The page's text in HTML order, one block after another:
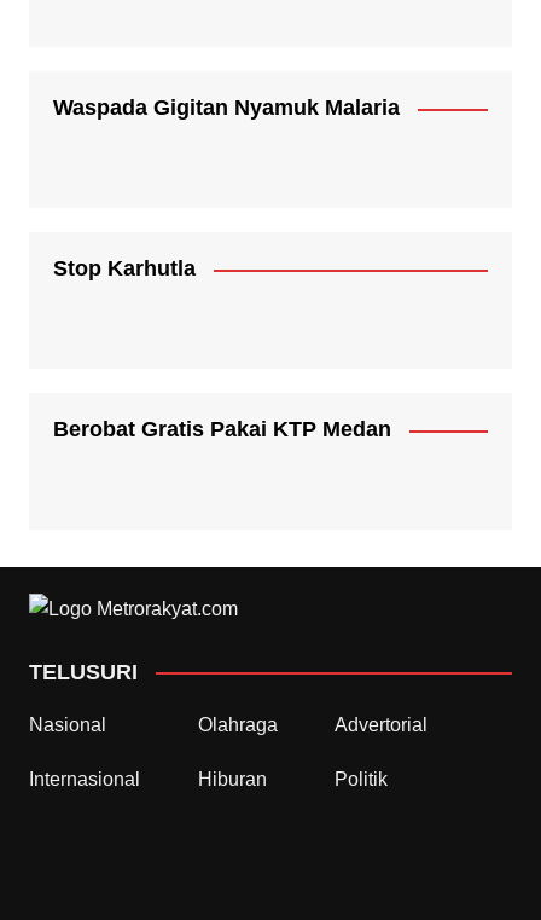
Waspada Gigitan Nyamuk Malaria
Stop Karhutla
Berobat Gratis Pakai KTP Medan
TELUSURI
Nasional Olahraga Advertorial
Internasional Hiburan Politik